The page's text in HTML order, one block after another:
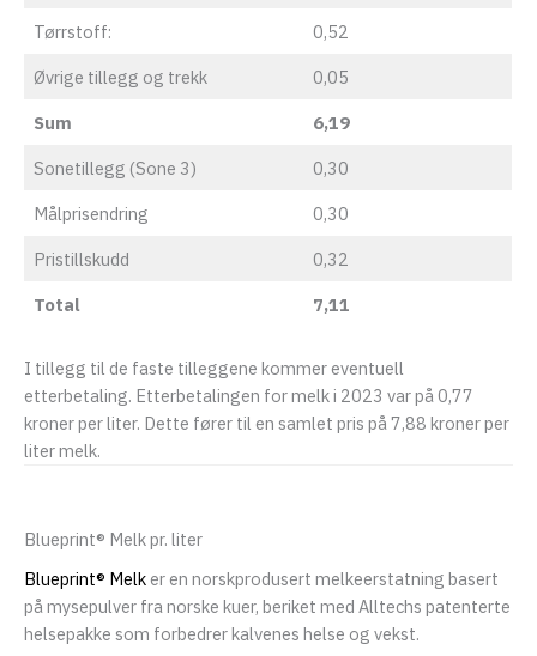
Tørrstoff:
0,52
Øvrige tillegg og trekk
0,05
Sum
6,19
Sonetillegg (Sone 3)
0,30
Målprisendring
0,30
Pristillskudd
0,32
Total
7,11
I tillegg til de faste tilleggene kommer eventuell
etterbetaling. Etterbetalingen for melk i 2023 var på 0,77
kroner per liter. Dette fører til en samlet pris på 7,88 kroner per
liter melk.
Blueprint® Melk pr. liter
Blueprint® Melk er en norskprodusert melkeerstatning basert
på mysepulver fra norske kuer, beriket med Alltechs patenterte
helsepakke som forbedrer kalvenes helse og vekst.